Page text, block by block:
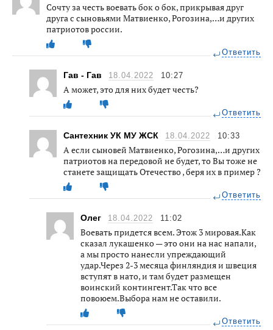
Сочту за честь воевать бок о бок, прикрывая друг
друга с сыновьями Матвиенко, Рогозина,…и других
патриотов россии.
Ответить
Гав - Гав 18.04.2022 10:27
А может, это для них будет честь?
Ответить
Сантехник УК МУ ЖСК 18.04.2022 10:33
А если сыновей Матвиенко, Рогозина,…и других
патриотов на передовой не будет, то Вы тоже не
станете защищать Отечество , беря их в пример ?
Ответить
Олег 18.04.2022 11:02
Воевать придется всем. Этож 3 мировая.Как
сказал лукашенко — это они на нас напали,
а мы просто нанесли упреждающий
удар.Через 2-3 месяца финляндия и швеция
вступят в нато, и там будет размещен
воинский контингент.Так что все
повоюем.Выбора нам не оставили.
Ответить